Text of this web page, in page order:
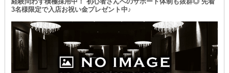
もちろん、自分が納得するまで“複数回”していただいてOKです♪
❥その日のうちにお財布が潤う
￣￣￣￣￣￣￣￣￣￣￣￣￣￣￣
体験入店時はお給料を《全額日払い》でお渡し！
当日の成果がスグに受け取られるから、テンションアゲアゲになる
こと間違いありません◎
お小遣い稼ぎ感覚で、お気軽にお越しください♥
3名様限定で入店お祝い金プレゼント中♪